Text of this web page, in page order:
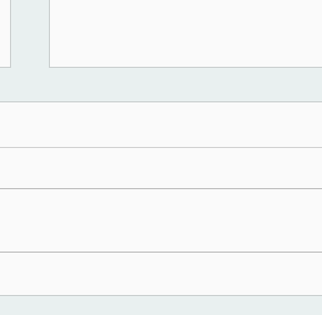
"IA y Administración